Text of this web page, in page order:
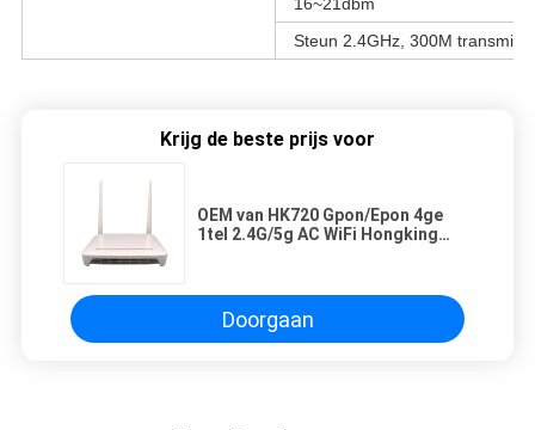
16~21dbm
Steun 2.4GHz, 300M
Krijg de beste prijs voor
OEM van HK720 Gpon/Epon 4ge
1tel 2.4G/5g AC WiFi Hongking
Doorgaan